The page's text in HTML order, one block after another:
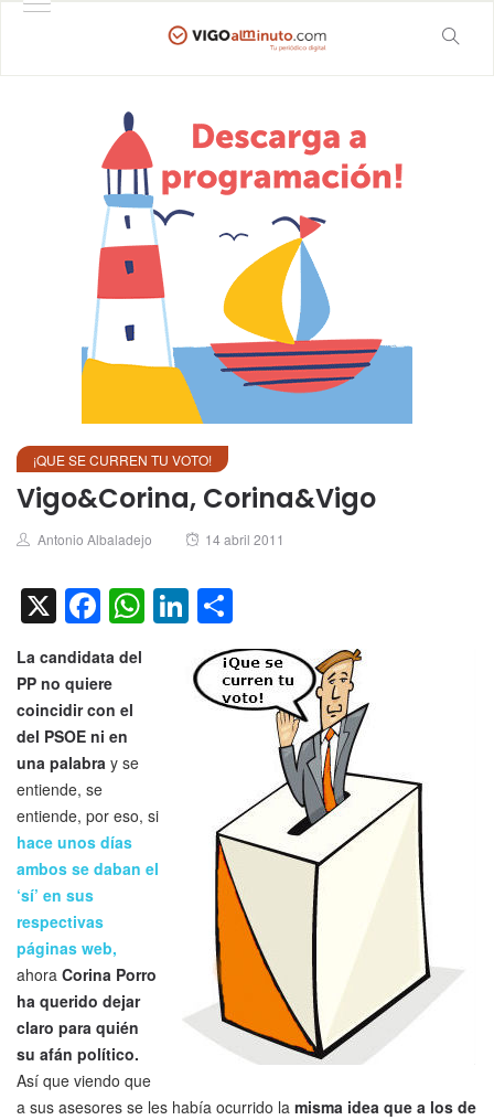
¡QUE SE CURREN TU VOTO!
Vigo&Corina, Corina&Vigo
Author
Antonio Albaladejo
Posted
14 abril 2011
X Facebook
WhatsApp
LinkedIn
La candidata del
PP no quiere
coincidir con el
del PSOE ni en
una palabra y se
entiende, se
entiende, por eso, si
hace unos días
ambos se daban el
‘sí’ en sus
respectivas
páginas web,
ahora Corina Porro
ha querido dejar
claro para quién
su afán político.
Así que viendo que
a sus asesores se les había ocurrido la misma idea que a los de